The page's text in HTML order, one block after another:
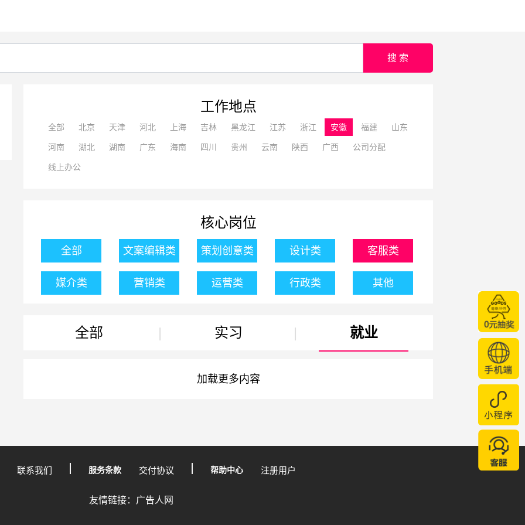
搜 索
工作地点
全部 北京 天津 河北 上海 吉林 黑龙江 江苏 浙江 安徽 福建 山东
河南 湖北 湖南 广东 海南 四川 贵州 云南 陕西 广西 公司分配
线上办公
核心岗位
全部 文案编辑类 策划创意类 设计类 客服类
媒介类 营销类 运营类 行政类 其他
全部 | 实习 | 就业
加载更多内容
联系我们 服务条款 交付协议 帮助中心 注册用户
友情链接：广告人网